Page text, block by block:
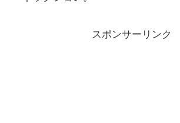
スポンサーリンク